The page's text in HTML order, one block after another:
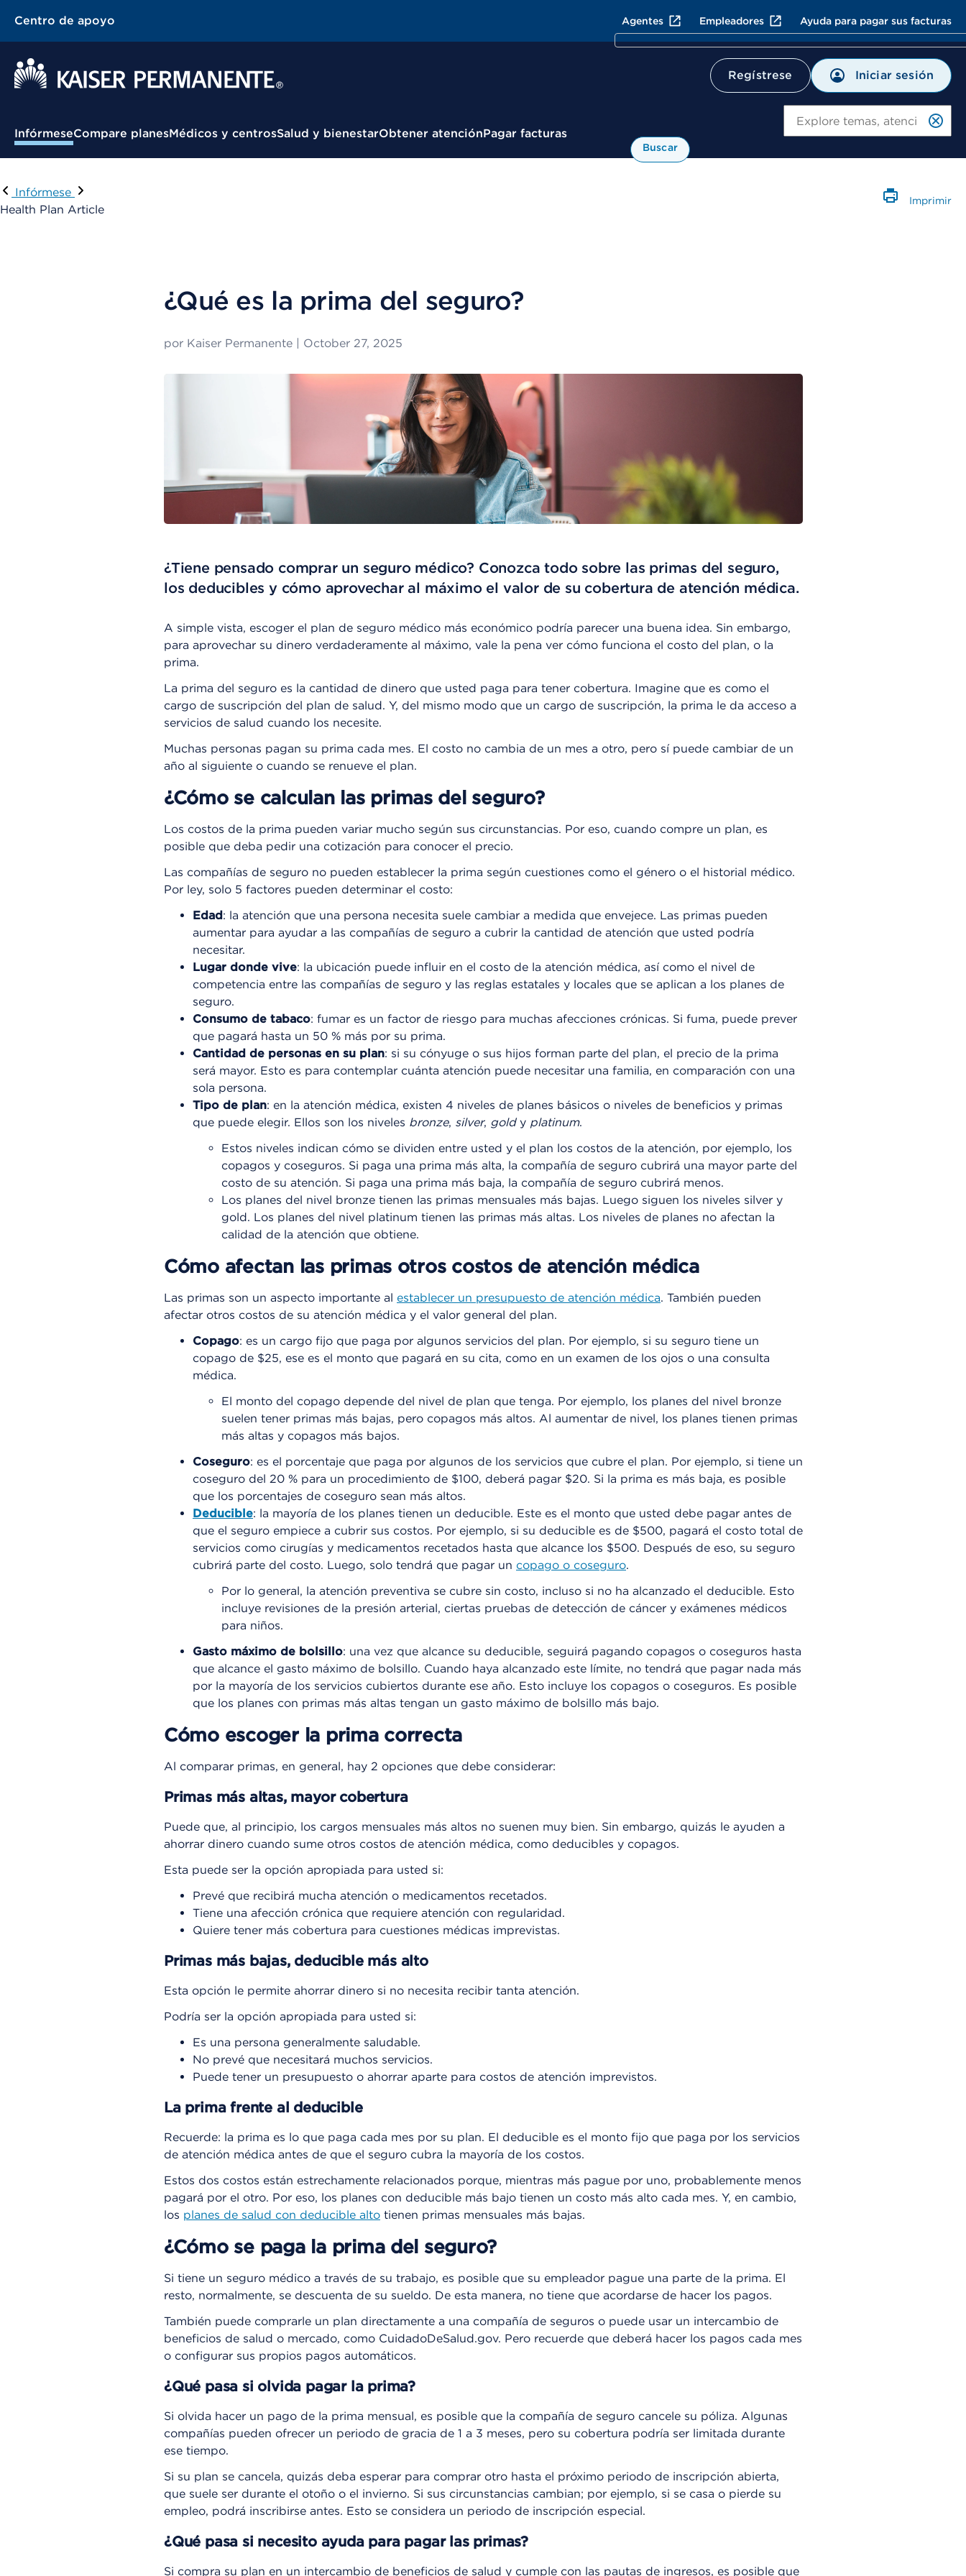
Centro de apoyo Agentes Empleadores Ayuda para pagar sus facturas
Regístrese Iniciar sesión
Menú contextual
InfórmeseCompare planesMédicos y centrosSalud y bienestarObtener atenciónPagar facturas
Buscar
Infórmese
Health Plan Article
Imprimir
¿Qué es la prima del seguro?
por Kaiser Permanente October 27, 2025
¿Tiene pensado comprar un seguro médico? Conozca todo sobre las primas del seguro,
los deducibles y cómo aprovechar al máximo el valor de su cobertura de atención médica.
A simple vista, escoger el plan de seguro médico más económico podría parecer una buena idea. Sin embargo,
para aprovechar su dinero verdaderamente al máximo, vale la pena ver cómo funciona el costo del plan, o la
prima.
La prima del seguro es la cantidad de dinero que usted paga para tener cobertura. Imagine que es como el
cargo de suscripción del plan de salud. Y, del mismo modo que un cargo de suscripción, la prima le da acceso a
servicios de salud cuando los necesite.
Muchas personas pagan su prima cada mes. El costo no cambia de un mes a otro, pero sí puede cambiar de un
año al siguiente o cuando se renueve el plan.
¿Cómo se calculan las primas del seguro?
Los costos de la prima pueden variar mucho según sus circunstancias. Por eso, cuando compre un plan, es
posible que deba pedir una cotización para conocer el precio.
Las compañías de seguro no pueden establecer la prima según cuestiones como el género o el historial médico.
Por ley, solo 5 factores pueden determinar el costo:
Edad: la atención que una persona necesita suele cambiar a medida que envejece. Las primas pueden
aumentar para ayudar a las compañías de seguro a cubrir la cantidad de atención que usted podría
necesitar.
Lugar donde vive: la ubicación puede influir en el costo de la atención médica, así como el nivel de
competencia entre las compañías de seguro y las reglas estatales y locales que se aplican a los planes de
seguro.
Consumo de tabaco: fumar es un factor de riesgo para muchas afecciones crónicas. Si fuma, puede prever
que pagará hasta un 50 % más por su prima.
Cantidad de personas en su plan: si su cónyuge o sus hijos forman parte del plan, el precio de la prima
será mayor. Esto es para contemplar cuánta atención puede necesitar una familia, en comparación con una
sola persona.
Tipo de plan: en la atención médica, existen 4 niveles de planes básicos o niveles de beneficios y primas
que puede elegir. Ellos son los niveles bronze, silver, goldy platinum.
Estos niveles indican cómo se dividen entre usted y el plan los costos de la atención, por ejemplo, los
copagos y coseguros. Si paga una prima más alta, la compañía de seguro cubrirá una mayor parte del
costo de su atención. Si paga una prima más baja, la compañía de seguro cubrirá menos.
Los planes del nivel bronze tienen las primas mensuales más bajas. Luego siguen los niveles silver y
gold. Los planes del nivel platinum tienen las primas más altas. Los niveles de planes no afectan la
calidad de la atención que obtiene.
Cómo afectan las primas otros costos de atención médica
Las primas son un aspecto importante al establecer un presupuesto de atención médica. También pueden
afectar otros costos de su atención médica y el valor general del plan.
Copago: es un cargo fijo que paga por algunos servicios del plan. Por ejemplo, si su seguro tiene un
copago de $25, ese es el monto que pagará en su cita, como en un examen de los ojos o una consulta
médica.
El monto del copago depende del nivel de plan que tenga. Por ejemplo, los planes del nivel bronze
suelen tener primas más bajas, pero copagos más altos. Al aumentar de nivel, los planes tienen primas
más altas y copagos más bajos.
Coseguro: es el porcentaje que paga por algunos de los servicios que cubre el plan. Por ejemplo, si tiene un
coseguro del 20 % para un procedimiento de $100, deberá pagar $20. Si la prima es más baja, es posible
que los porcentajes de coseguro sean más altos.
Deducible: la mayoría de los planes tienen un deducible. Este es el monto que usted debe pagar antes de
que el seguro empiece a cubrir sus costos. Por ejemplo, si su deducible es de $500, pagará el costo total de
servicios como cirugías y medicamentos recetados hasta que alcance los $500. Después de eso, su seguro
cubrirá parte del costo. Luego, solo tendrá que pagar un copago o coseguro.
Por lo general, la atención preventiva se cubre sin costo, incluso si no ha alcanzado el deducible. Esto
incluye revisiones de la presión arterial, ciertas pruebas de detección de cáncer y exámenes médicos
para niños.
Gasto máximo de bolsillo: una vez que alcance su deducible, seguirá pagando copagos o coseguros hasta
que alcance el gasto máximo de bolsillo. Cuando haya alcanzado este límite, no tendrá que pagar nada más
por la mayoría de los servicios cubiertos durante ese año. Esto incluye los copagos o coseguros. Es posible
que los planes con primas más altas tengan un gasto máximo de bolsillo más bajo.
Cómo escoger la prima correcta
Al comparar primas, en general, hay 2 opciones que debe considerar:
Primas más altas, mayor cobertura
Puede que, al principio, los cargos mensuales más altos no suenen muy bien. Sin embargo, quizás le ayuden a
ahorrar dinero cuando sume otros costos de atención médica, como deducibles y copagos.
Esta puede ser la opción apropiada para usted si:
Prevé que recibirá mucha atención o medicamentos recetados.
Tiene una afección crónica que requiere atención con regularidad.
Quiere tener más cobertura para cuestiones médicas imprevistas.
Primas más bajas, deducible más alto
Esta opción le permite ahorrar dinero si no necesita recibir tanta atención.
Podría ser la opción apropiada para usted si:
Es una persona generalmente saludable.
No prevé que necesitará muchos servicios.
Puede tener un presupuesto o ahorrar aparte para costos de atención imprevistos.
La prima frente al deducible
Recuerde: la prima es lo que paga cada mes por su plan. El deducible es el monto fijo que paga por los servicios
de atención médica antes de que el seguro cubra la mayoría de los costos.
Estos dos costos están estrechamente relacionados porque, mientras más pague por uno, probablemente menos
pagará por el otro. Por eso, los planes con deducible más bajo tienen un costo más alto cada mes. Y, en cambio,
los planes de salud con deducible alto tienen primas mensuales más bajas.
¿Cómo se paga la prima del seguro?
Si tiene un seguro médico a través de su trabajo, es posible que su empleador pague una parte de la prima. El
resto, normalmente, se descuenta de su sueldo. De esta manera, no tiene que acordarse de hacer los pagos.
También puede comprarle un plan directamente a una compañía de seguros o puede usar un intercambio de
beneficios de salud o mercado, como CuidadoDeSalud.gov. Pero recuerde que deberá hacer los pagos cada mes
o configurar sus propios pagos automáticos.
¿Qué pasa si olvida pagar la prima?
Si olvida hacer un pago de la prima mensual, es posible que la compañía de seguro cancele su póliza. Algunas
compañías pueden ofrecer un periodo de gracia de 1 a 3 meses, pero su cobertura podría ser limitada durante
ese tiempo.
Si su plan se cancela, quizás deba esperar para comprar otro hasta el próximo periodo de inscripción abierta,
que suele ser durante el otoño o el invierno. Si sus circunstancias cambian; por ejemplo, si se casa o pierde su
empleo, podrá inscribirse antes. Esto se considera un periodo de inscripción especial.
¿Qué pasa si necesito ayuda para pagar las primas?
Si compra su plan en un intercambio de beneficios de salud y cumple con las pautas de ingresos, es posible que